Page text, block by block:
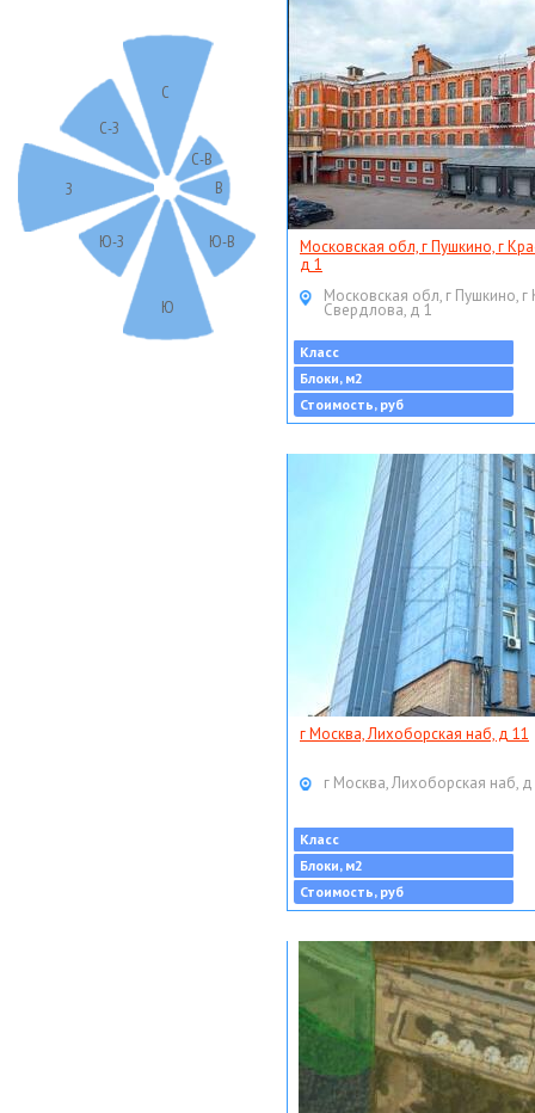
С
С-В
В
Ю-В
Ю
Ю-З
З
С-З
Московская обл, г Пушкино, г
д 1
Московская обл, г Пушкино, г
Свердлова, д 1
Класс
Блоки, м2
Стоимость, руб
г Москва, Лихоборская наб, д 11
г Москва, Лихоборская наб,
Класс
Блоки, м2
Стоимость, руб